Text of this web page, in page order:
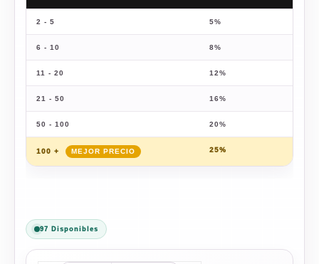
2 - 5 5%
6 - 10 8%
11 - 20 12%
21 - 50 16%
50 - 100 20%
100 + 25%
97 Disponibles